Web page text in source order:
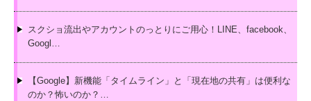
スクショ流出やアカウントのっとりにご用心！LINE、facebook、
Googl…
【Google】新機能「タイムライン」と「現在地の共有」は便利な
のか？怖いのか？…